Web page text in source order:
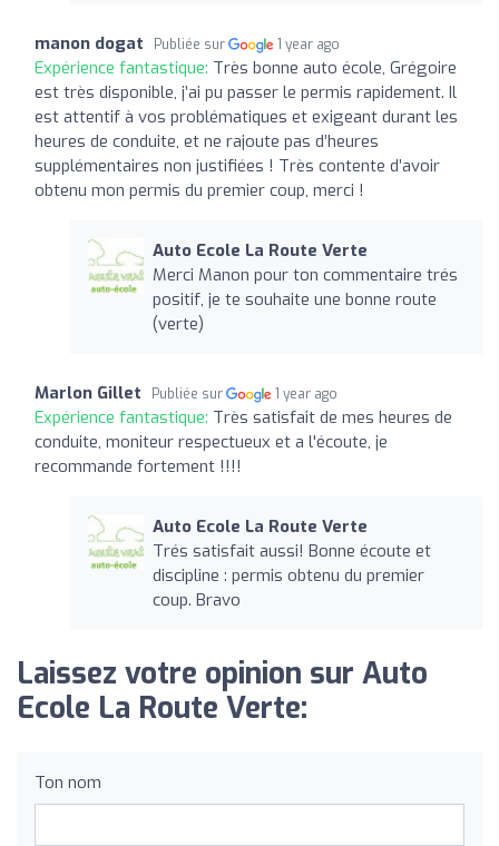
manon dogat Publiée sur 1 year ago
Expérience fantastique: Très bonne auto école, Grégoire
est très disponible, j’ai pu passer le permis rapidement. Il
est attentif à vos problématiques et exigeant durant les
heures de conduite, et ne rajoute pas d’heures
supplémentaires non justifiées ! Très contente d’avoir
obtenu mon permis du premier coup, merci !
Auto Ecole La Route Verte
Merci Manon pour ton commentaire trés
positif, je te souhaite une bonne route
(verte)
Marlon Gillet Publiée sur 1 year ago
Expérience fantastique: Très satisfait de mes heures de
conduite, moniteur respectueux et a l'écoute, je
recommande fortement !!!!
Auto Ecole La Route Verte
Trés satisfait aussi! Bonne écoute et
discipline : permis obtenu du premier
coup. Bravo
Laissez votre opinion sur Auto
Ecole La Route Verte:
Ton nom